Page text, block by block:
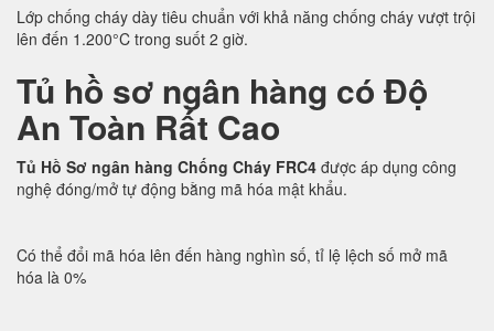
Lớp chống cháy dày tiêu chuẩn với khả năng chống cháy vượt trội
lên đến 1.200°C trong suốt 2 giờ.
Tủ hồ sơ ngân hàng có Độ
An Toàn Rất Cao
Tủ Hồ Sơ ngân hàng Chống Cháy FRC4 được áp dụng công
nghệ đóng/mở tự động bằng mã hóa mật khẩu.
Có thể đổi mã hóa lên đến hàng nghìn số, tỉ lệ lệch số mở mã
hóa là 0%